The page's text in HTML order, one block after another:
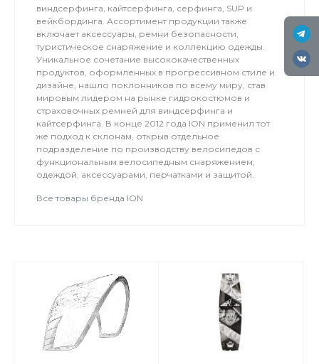
виндсерфинга, кайтсерфинга, серфинга, SUP и
вейкбординга. Ассортимент продукции также
включает аксессуары, ремни безопасности,
туристическое снаряжение и коллекцию одежды.
Уникальное сочетание высококачественных
продуктов, оформленных в прогрессивном стиле и
дизайне, нашло поклонников по всему миру, став
мировым лидером на рынке гидрокостюмов и
страховочных ремней для виндсерфинга и
кайтсерфинга. В конце 2012 года ION применил тот
же подход к склонам, открыв отдельное
подразделение по производству велосипедов с
функциональным велосипедным снаряжением,
одеждой, аксессуарами, перчатками и защитой.
Все товары бренда ION